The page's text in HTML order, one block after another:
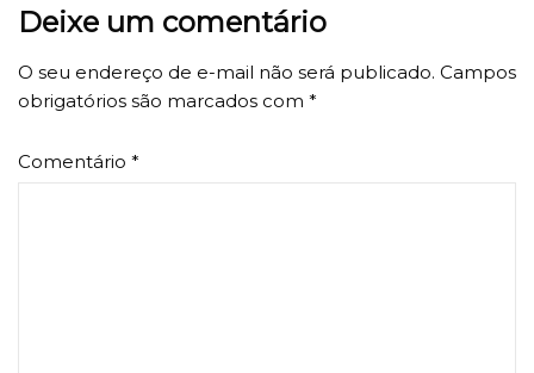
Deixe um comentário
O seu endereço de e-mail não será publicado. Campos
obrigatórios são marcados com *
Comentário *